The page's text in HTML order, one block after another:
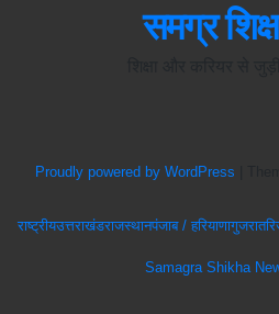
समग्र
Proudly powered by WordPress
राष्ट्रीयउत्तराखंडराजस्थानपंजाब / हरियाणागुजरात
Samagra Shikha